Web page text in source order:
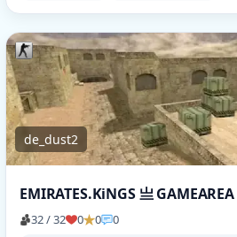
de_dust2
EMIRATES.KiNGS 亗
32 / 32 0 0 0